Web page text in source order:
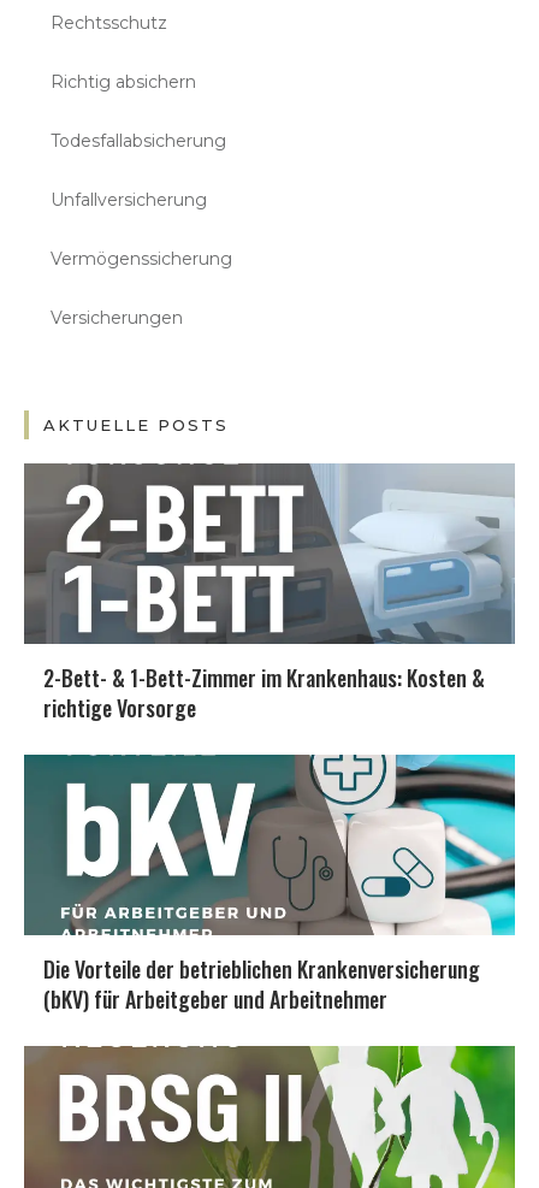
Rechtsschutz
Richtig absichern
Todesfallabsicherung
Unfallversicherung
Vermögenssicherung
Versicherungen
AKTUELLE POSTS
2-Bett- & 1-Bett-Zimmer im Krankenhaus: Kosten &
richtige Vorsorge
Die Vorteile der betrieblichen Krankenversicherung
(bKV) für Arbeitgeber und Arbeitnehmer